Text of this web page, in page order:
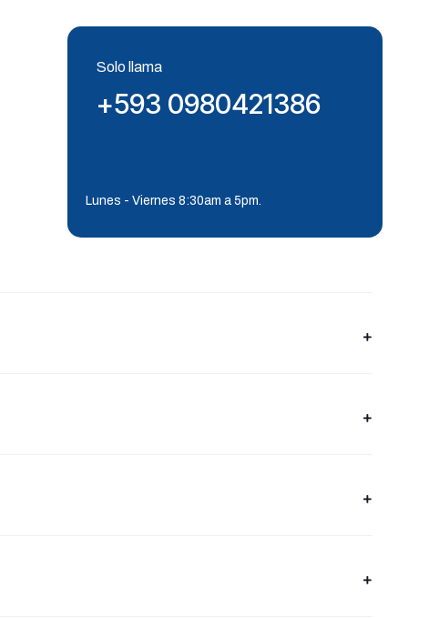
Solo llama
+593 0980421386
Lunes - Viernes 8:30am a 5pm.